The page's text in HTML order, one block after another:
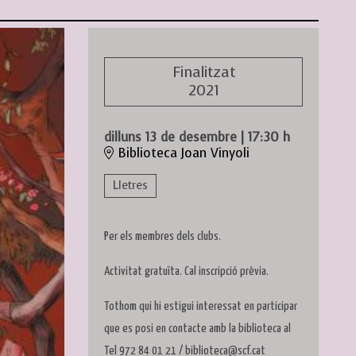
Finalitzat
2021
dilluns 13 de desembre | 17:30 h
Biblioteca Joan Vinyoli
Lletres
Per els membres dels clubs.
Activitat gratuïta. Cal inscripció prèvia.
Tothom qui hi estigui interessat en participar
que es posi en contacte amb la biblioteca al
Tel 972 84 01 21 / biblioteca@scf.cat